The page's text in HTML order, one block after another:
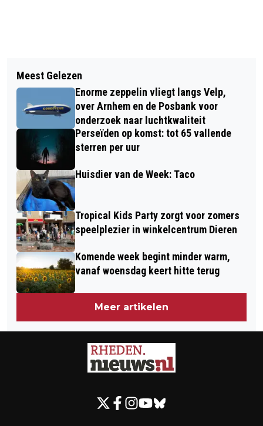
HUISDIER VAN DE WEEK: ONTMOET
BENJI!
RHEDEN NIEUWS EET SMAKELIJK MET
SOCIAL DEAL
Meest Gelezen
Enorme zeppelin vliegt langs Velp,
over Arnhem en de Posbank voor
onderzoek naar luchtkwaliteit
Perseïden op komst: tot 65 vallende
sterren per uur
Huisdier van de Week: Taco
Tropical Kids Party zorgt voor zomers
speelplezier in winkelcentrum Dieren
Komende week begint minder warm,
vanaf woensdag keert hitte terug
Meer artikelen